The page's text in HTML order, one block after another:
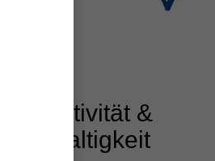
Produktivität &
Nachhaltigkeit